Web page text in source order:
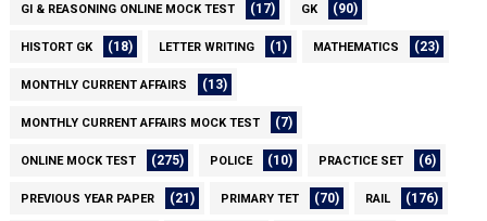
GI & REASONING ONLINE MOCK TEST (17) GK (90)
HISTORT GK (18) LETTER WRITING (1) MATHEMATICS (23)
MONTHLY CURRENT AFFAIRS (13)
MONTHLY CURRENT AFFAIRS MOCK TEST (7)
ONLINE MOCK TEST (275) POLICE (10) PRACTICE SET (6)
PREVIOUS YEAR PAPER (21) PRIMARY TET (70) RAIL (176)